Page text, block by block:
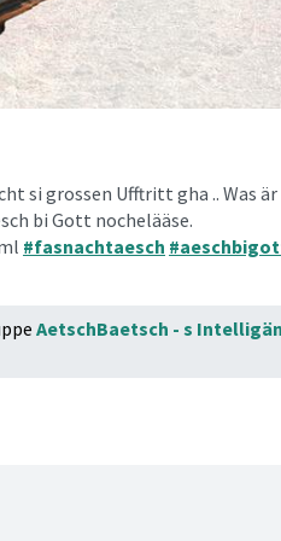
si grossen Ufftritt gha .. Was
bi Gott nochelääse.
#fasnachtaesch
AetschBaetsch - s